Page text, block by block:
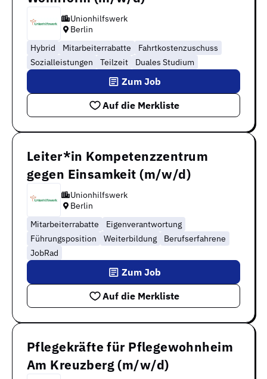
Unionhilfswerk
Berlin
Hybrid
Mitarbeiterrabatte
Fahrtkostenzuschuss
Sozialleistungen
Teilzeit Duales Studium
Auf die Merkliste
Zum Job
Leiter*in Kompetenzzentrum
gegen Einsamkeit (m/w/d)
Unionhilfswerk
Berlin
Mitarbeiterrabatte
Eigenverantwortung
Führungsposition
Weiterbildung
Berufserfahrene
JobRad
Auf die Merkliste
Zum Job
Pflegekräfte für Pflegewohnheim
Am Kreuzberg (m/w/d)